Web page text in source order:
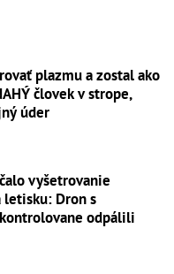
plazmu a zostal ako
človek v strope,
úder
vyšetrovanie
Dron s
odpálili